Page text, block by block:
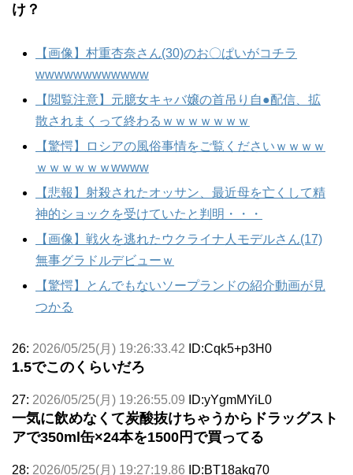
け？
【画像】村重杏奈さん(30)のお〇ぱいがコチラ
wwwwwwwwwwww
【閲覧注意】元臆女キャバ嬢の首吊り自●配信、拡
散されまくって終わるｗｗｗｗｗｗｗ
【驚愕】ロシアの風俗事情をご覧くださいｗｗｗｗ
ｗｗｗｗｗｗwwww
【悲報】射殺されたオッサン、最近母を亡くして精
神的ショックを受けていたと判明・・・
【画像】戦火を逃れたウクライナ人モデルさん(17)
無事グラドルデビューｗ
【驚愕】とんでもないソープランドの紹介動画が見
つかる
26: 2026/05/25(月) 19:26:33.42 ID:Cqk5+p3H0
1.5でこのくらいだろ
27: 2026/05/25(月) 19:26:55.09 ID:yYgmMYiL0
一気に飲めなくて炭酸抜けちゃうからドラッグスト
アで350ml缶×24本を1500円で買ってる
28: 2026/05/25(月) 19:27:19.86 ID:BT18akq70